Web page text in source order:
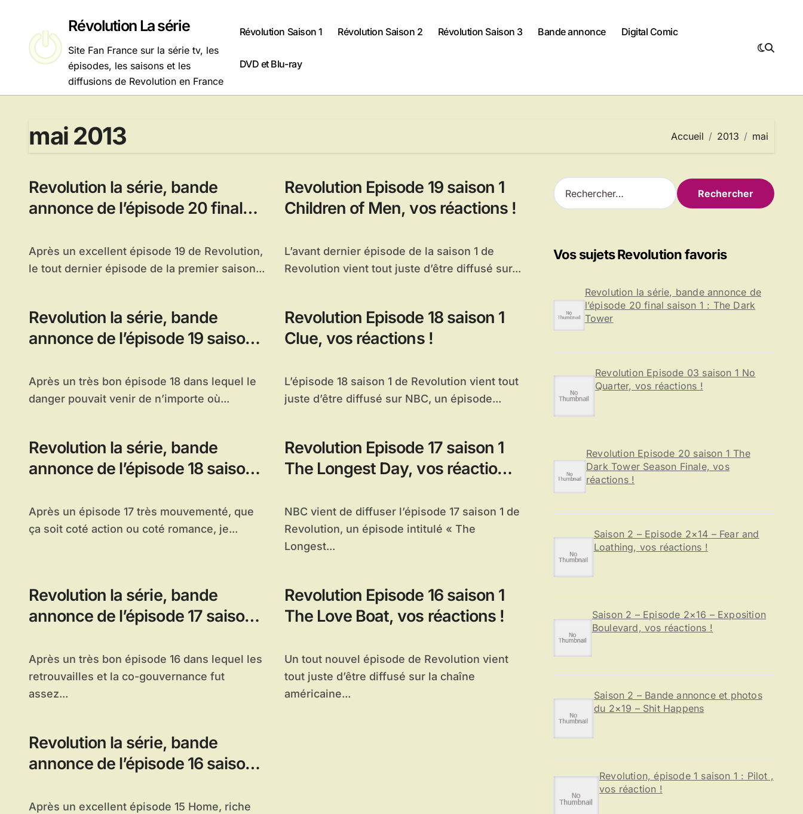
contenu
Révolution La série
Site Fan France sur la série tv, les
épisodes, les saisons et les
diffusions de Revolution en France
Révolution Saison 1 Révolution Saison 2 Révolution Saison 3 Bande annonce Digital Comic
DVD et Blu-ray
mai 2013 Accueil 2013 mai
Revolution la série, bande
annonce de l’épisode 20 final
Après un excellent épisode 19 de Revolution,
le tout dernier épisode de la premier saison...
Revolution Episode 19 saison 1
Children of Men, vos réactions !
L’avant dernier épisode de la saison 1 de
Revolution vient tout juste d’être diffusé sur...
Revolution la série, bande
annonce de l’épisode 19 saison 1
Après un très bon épisode 18 dans lequel le
danger pouvait venir de n’importe où...
Revolution Episode 18 saison 1
Clue, vos réactions !
L’épisode 18 saison 1 de Revolution vient tout
juste d’être diffusé sur NBC, un épisode...
Revolution la série, bande
annonce de l’épisode 18 saison 1
Après un épisode 17 très mouvementé, que
ça soit coté action ou coté romance, je...
Revolution Episode 17 saison 1
The Longest Day, vos réactions
NBC vient de diffuser l’épisode 17 saison 1 de
Revolution, un épisode intitulé « The
Longest...
Revolution la série, bande
annonce de l’épisode 17 saison 1
Après un très bon épisode 16 dans lequel les
retrouvailles et la co-gouvernance fut
assez...
Revolution Episode 16 saison 1
The Love Boat, vos réactions !
Un tout nouvel épisode de Revolution vient
tout juste d’être diffusé sur la chaîne
américaine...
Revolution la série, bande
annonce de l’épisode 16 saison 1
Après un excellent épisode 15 Home, riche
R
e
r
c
r
Vos sujets Revolution favoris
Revolution la série, bande annonce de
l’épisode 20 final saison 1 : The Dark
Tower
Revolution Episode 03 saison 1 No
Quarter, vos réactions !
Revolution Episode 20 saison 1 The
Dark Tower Season Finale, vos
réactions !
Saison 2 – Episode 2×14 – Fear and
Loathing, vos réactions !
Saison 2 – Episode 2×16 – Exposition
Boulevard, vos réactions !
Saison 2 – Bande annonce et photos
du 2×19 – Shit Happens
Revolution, épisode 1 saison 1 : Pilot ,
vos réaction !